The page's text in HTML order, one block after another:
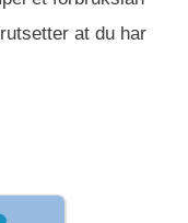
at du har